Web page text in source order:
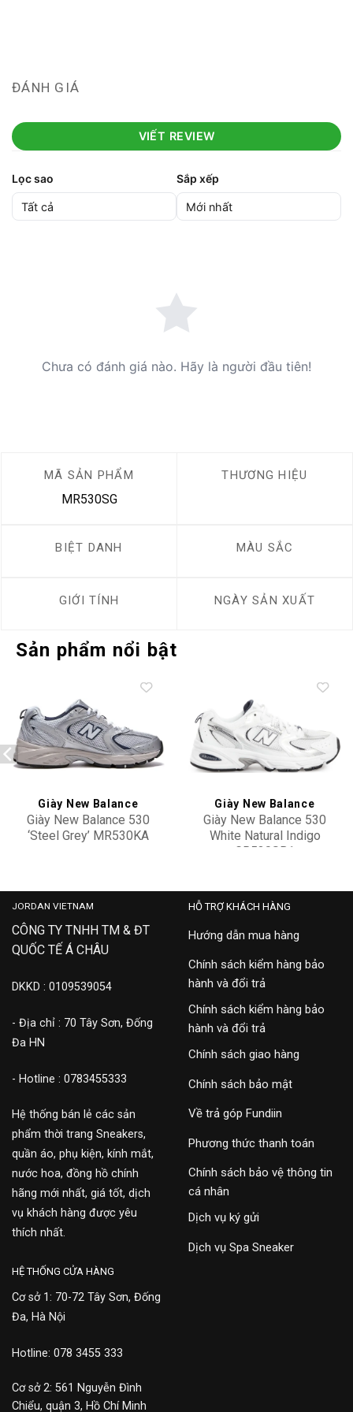
ĐÁNH GIÁ
VIẾT REVIEW
Lọc sao Sắp xếp
Chưa có đánh giá nào. Hãy là người đầu tiên!
MÃ SẢN PHẨM
MR530SG
THƯƠNG HIỆU
BIỆT DANH MÀU SẮC
GIỚI TÍNH NGÀY SẢN XUẤT
Sản phẩm nổi bật
Add to
wishlist
Giày New Balance
Giày New Balance 530
‘Steel Grey’ MR530KA
Add to
wishlist
Giày New Balance
Giày New Balance 530
White Natural Indigo
GR530SB1
JORDAN VIETNAM
CÔNG TY TNHH TM & ĐT
QUỐC TẾ Á CHÂU
DKKD : 0109539054
- Địa chỉ : 70 Tây Sơn, Đống
Đa HN
- Hotline : 0783455333
Hệ thống bán lẻ các sản
phẩm thời trang Sneakers,
quần áo, phụ kiện, kính mắt,
nước hoa, đồng hồ chính
hãng mới nhất, giá tốt, dịch
vụ khách hàng được yêu
thích nhất.
HỖ TRỢ KHÁCH HÀNG
Hướng dẫn mua hàng
Chính sách kiểm hàng bảo
hành và đổi trả
Chính sách kiểm hàng bảo
hành và đổi trả
Chính sách giao hàng
Chính sách bảo mật
Về trả góp Fundiin
Phương thức thanh toán
Chính sách bảo vệ thông tin
cá nhân
Dịch vụ ký gửi
Dịch vụ Spa Sneaker
HỆ THỐNG CỬA HÀNG
Cơ sở 1: 70-72 Tây Sơn, Đống
Đa, Hà Nội
Hotline: 078 3455 333
Cơ sở 2: 561 Nguyễn Đình
Chiểu, quận 3, Hồ Chí Minh